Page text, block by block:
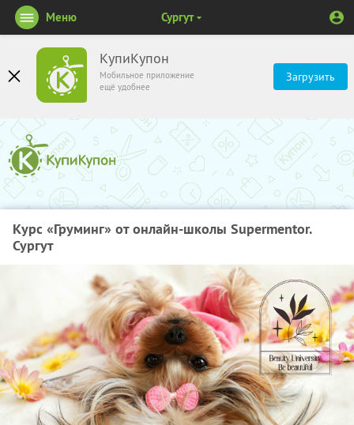
КупиКупон
Мобильное приложение
ещё удобнее
Загрузить
Меню Сургут
Курс «Груминг» от онлайн-школы Supermentor.
Сургут